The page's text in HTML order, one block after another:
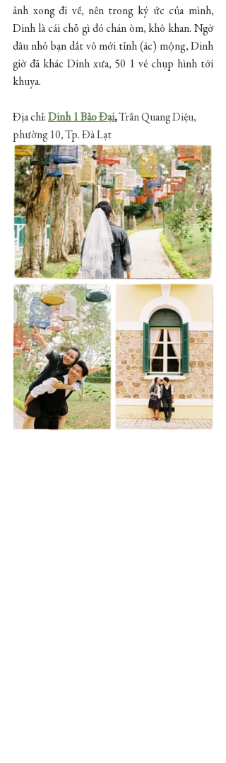
ảnh xong đi về, nên trong ký ức của mình,
Dinh là cái chỗ gì đó chán òm, khô khan. Ngờ
đâu nhỏ bạn dắt vô mới tỉnh (ác) mộng, Dinh
giờ đã khác Dinh xưa, 50 1 vé chụp hình tới
khuya.
Địa chỉ: Dinh 1 Bảo Đại,Trần Quang Diệu,
phường 10, Tp. Đà Lạt